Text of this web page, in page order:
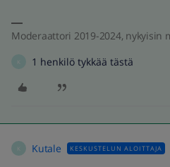
Moderaattori 2019-2024, nykyisin
1 henkilö tykkää tästä
Kutale KESKUSTELUN ALOITTAJA